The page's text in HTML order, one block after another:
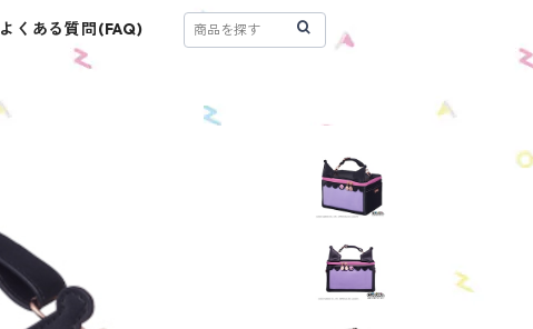
よくある質問(FAQ)